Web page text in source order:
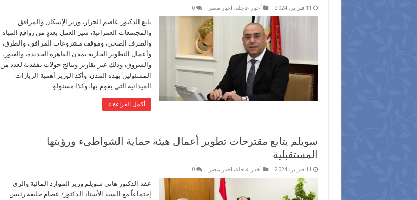
11 فبراير، 2024 أخبار عاجلة, اخبار مصر 0
تابع الدكتور عاصم الجزار، وزير الإسكان والمرافق
والمجتمعات العمرانية، سير العمل بعددٍ من روافع المياه
والصرف الصحي، وموقف مشروعات المرافق، والطرق،
وأعمال التطوير الجارية بمدن القاهرة الجديدة، والعبور،
والشروق، وذلك عبر تقارير ونتائج جولات تفقدية لعدد من
المسئولين بهذه المدن. وأكد الوزير أهمية الزيارات
الميدانية التى يقوم بها، وكذا مسئولو …
أكمل القراءة »
سويلم يتابع مقترحات تطوير أعمال هيئة حماية الشواطىء ورؤيتها
المستقبلية
11 فبراير، 2024 أخبار عاجلة, اخبار مصر 0
عقد الدكتور هانى سويلم وزير الموارد المائية والرى
إجتماعاً مع السيد الأستاذ الدكتور/ عصام خليفة رئيس